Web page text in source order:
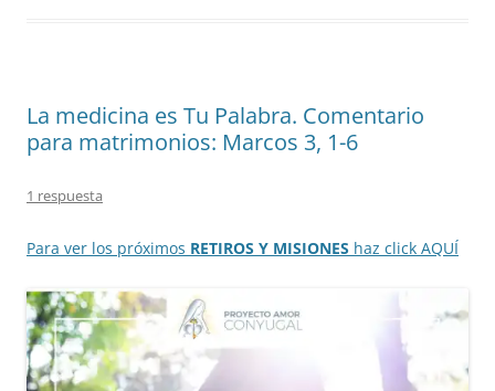
La medicina es Tu Palabra. Comentario
para matrimonios: Marcos 3, 1-6
1 respuesta
Para ver los próximos RETIROS Y MISIONES haz click AQUÍ